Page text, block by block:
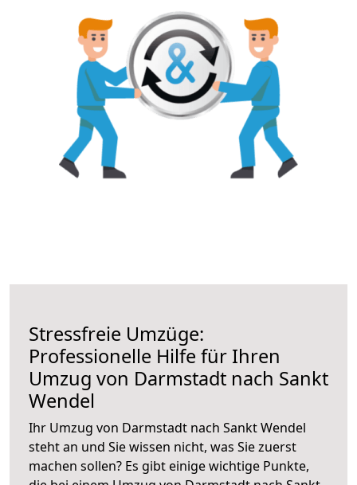
Stressfreie Umzüge:
Professionelle Hilfe für Ihren
Umzug von Darmstadt nach Sankt
Wendel
Ihr Umzug von Darmstadt nach Sankt Wendel
steht an und Sie wissen nicht, was Sie zuerst
machen sollen? Es gibt einige wichtige Punkte,